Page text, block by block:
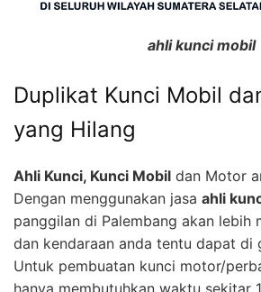
ahli kunci mobil
Duplikat Kunci Mobil
yang Hilang
Ahli Kunci, Kunci Mobil dan Motor
Dengan menggunakan jasa ahli
panggilan di Palembang akan lebih
dan kendaraan anda tentu dapat di
Untuk pembuatan kunci motor/